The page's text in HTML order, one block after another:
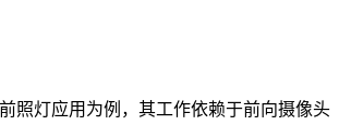
照灯应用为例，其工作依赖于前向摄像头